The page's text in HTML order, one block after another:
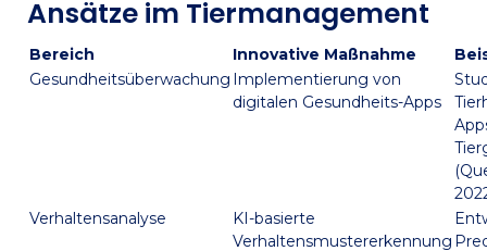
Ansätze im Tiermanagement
Bereich Innovative Maßnahme
Gesundheitsüberwachung Implementierung von
digitalen Gesundheits-Apps
Verhaltensanalyse
KI-basierte
Verhaltensmustererkennung